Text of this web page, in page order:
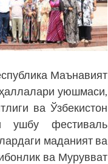
Маънавият
уюшмаси,
ва Ўзбекистон
ушбу фестиваль
маданият ва
ва Мурувват